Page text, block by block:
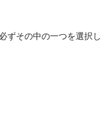
ずその中の一つを選択し